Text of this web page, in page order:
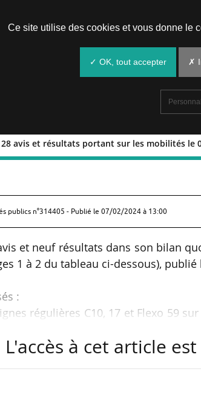
avis et résultats portant sur les mobilités le
28 avis et résultats
publics n°314405 - Publié le 07/02/2024 à 13:00
et neuf résultats dans son bilan
1 à 2 du tableau ci-dessous), publié
:
régulières C10, 17 et Flexo 59
pour la réalisation de deux
L'accès à cet article
Ce site utilise des cookies et vous donne le
✓ OK, tout accepter ✗